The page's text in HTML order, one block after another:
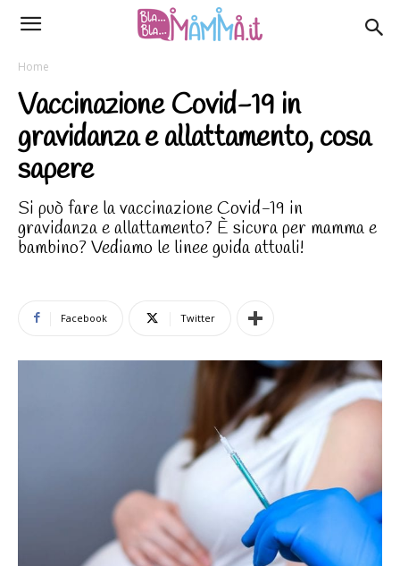
Home
Vaccinazione Covid-19 in
gravidanza e allattamento, cosa
sapere
Si può fare la vaccinazione Covid-19 in
gravidanza e allattamento? È sicura per mamma e
bambino? Vediamo le linee guida attuali!
Facebook Twitter